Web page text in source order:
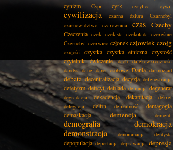
cynizm Cypr cyrk cyrylica cywil
cywilizacja czarna dziura
Czarnobyl
czarnowidztwo
czarownica czas Czechy
Czeczenia czek czekista czekolada czereśnie
Czernobyl czerwiec członek człowiek czołg
czułość czystka czystka etniczna czystość
czytelnik ćwiczenie dach
dalekowzroczność
dandys dane dane osobowe Dania darmozjad
debata decentralizacja decyzja defenestracja
defetyzm deficyt defilada definicja degenerat
degradacja dekadencja dekapitacja
dekret
delegacja
delfin delikatność
demagogia
demaskacja
demencja dementi
demografia
demokracja
demonstracja
denominacja dentysta
depopulacja deportacja deprawacja depresja